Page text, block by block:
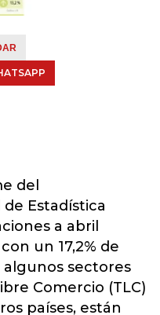
del
Estadística
a abril
un 17,2% de
sectores
Comercio (TLC)
países, están